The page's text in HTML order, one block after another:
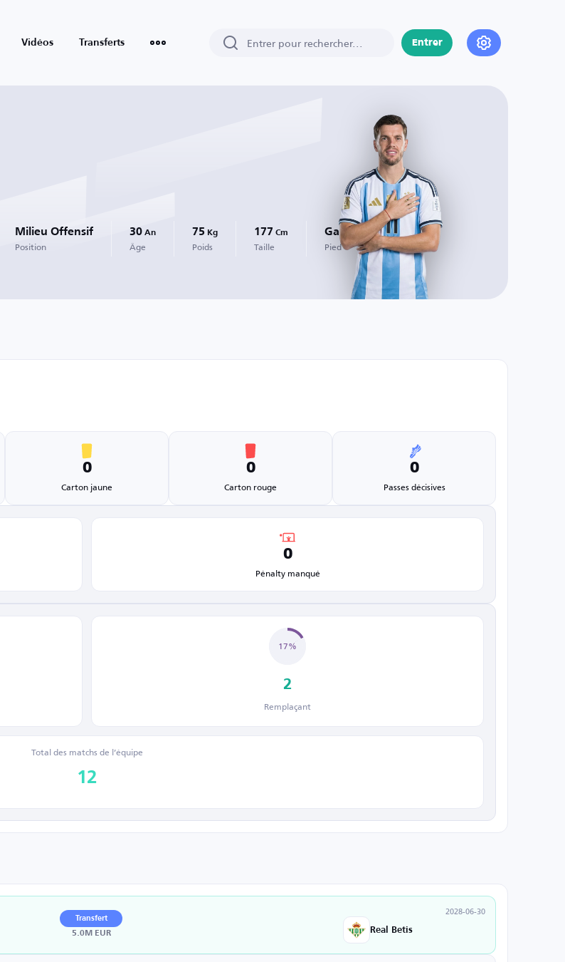
Vidéos Transferts Entrer
Milieu Offensif
Position
30 An
Âge
75 Kg
Poids
177 Cm
Taille
Gauche
Pied
0
Carton jaune
0
Carton rouge
0
Passes décisives
0
Pénalty manqué
17%
2
Remplaçant
Total des matchs de l’équipe
12
Transfert
5.0M EUR
2028-06-30
Real Betis